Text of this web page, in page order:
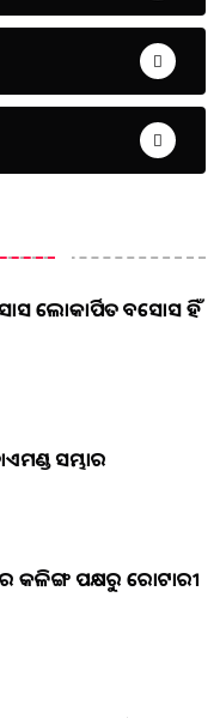
ଲୋକାର୍ପିତ ଅବସୋସ ହିଁ
ସମ୍ଭାର
କଳିଙ୍ଗ ପକ୍ଷରୁ ରୋଟାରୀ